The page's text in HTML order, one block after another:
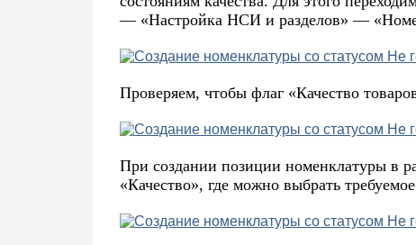
— «Настройка НСИ и разделов» —
Проверяем, чтобы флаг «Качество
При создании позиции номенклатуры в
«Качество», где можно выбрать